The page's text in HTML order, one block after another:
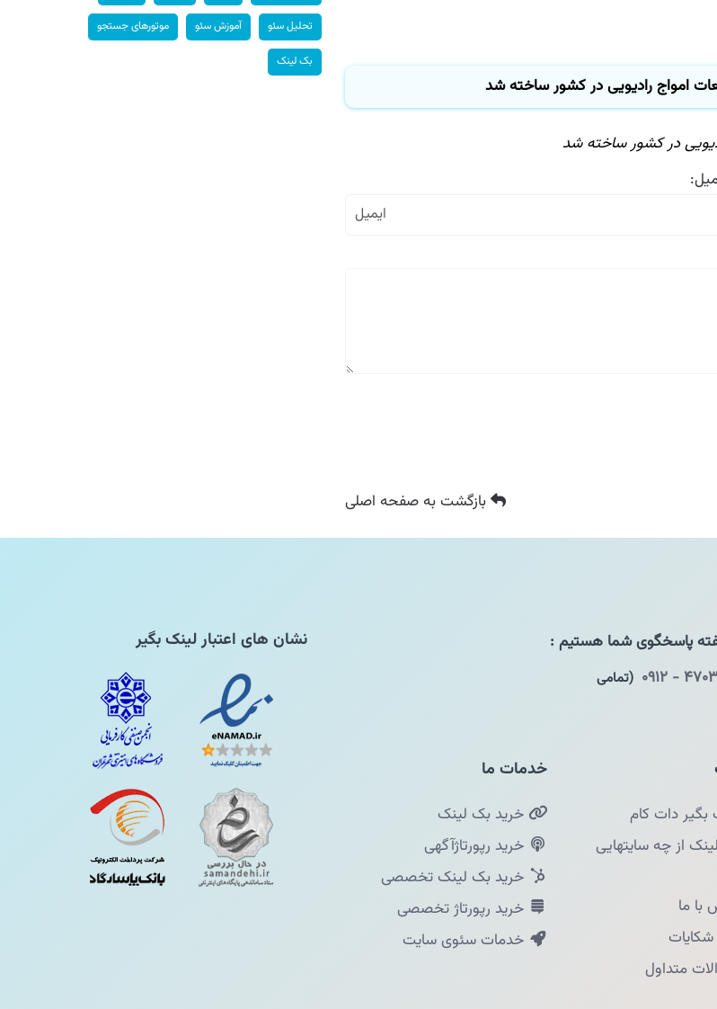
امواج رادیویی در كشور ساخته شد
در كشور ساخته شد
بازگشتبه صفحه اصلی
تحلیل سئو آموزش سئو موتورهای جستجو
بک لینک
(تمامی
دات کام
از چه سایتهایی
ما
متداول
خدمات ما
خرید بک لینک
خرید رپورتاژآگهی
خرید بک لینک تخصصی
خرید رپورتاژ تخصصی
خدمات سئوی سایت
نشان های اعتبار لینک بگیر